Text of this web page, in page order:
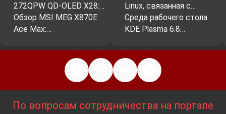
272QPW QD-OLED X28:…
Обзор MSI MEG X870E
Ace Max:…
Linux, связанная с…
Среда рабочего стола
KDE Plasma 6.8…
По вопросам сотрудничества на портале